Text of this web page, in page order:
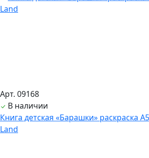
Арт. 09168
В наличии
Книга детская «Барашки» раскраска
Land